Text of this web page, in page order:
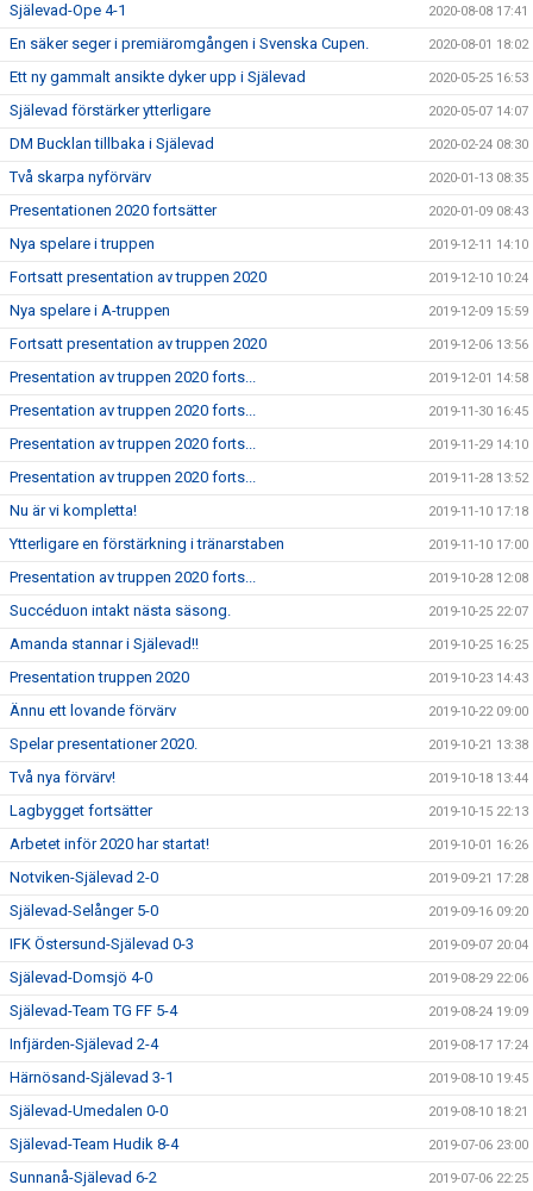
Själevad-Ope 4-1 2020-08-08 17:41
En säker seger i premiäromgången i Svenska Cupen. 2020-08-01 18:02
Ett ny gammalt ansikte dyker upp i Själevad 2020-05-25 16:53
Själevad förstärker ytterligare 2020-05-07 14:07
DM Bucklan tillbaka i Själevad 2020-02-24 08:30
Två skarpa nyförvärv 2020-01-13 08:35
Presentationen 2020 fortsätter 2020-01-09 08:43
Nya spelare i truppen 2019-12-11 14:10
Fortsatt presentation av truppen 2020 2019-12-10 10:24
Nya spelare i A-truppen 2019-12-09 15:59
Fortsatt presentation av truppen 2020 2019-12-06 13:56
Presentation av truppen 2020 forts... 2019-12-01 14:58
Presentation av truppen 2020 forts... 2019-11-30 16:45
Presentation av truppen 2020 forts... 2019-11-29 14:10
Presentation av truppen 2020 forts... 2019-11-28 13:52
Nu är vi kompletta! 2019-11-10 17:18
Ytterligare en förstärkning i tränarstaben 2019-11-10 17:00
Presentation av truppen 2020 forts... 2019-10-28 12:08
Succéduon intakt nästa säsong. 2019-10-25 22:07
Amanda stannar i Själevad!! 2019-10-25 16:25
Presentation truppen 2020 2019-10-23 14:43
Ännu ett lovande förvärv 2019-10-22 09:00
Spelar presentationer 2020. 2019-10-21 13:38
Två nya förvärv! 2019-10-18 13:44
Lagbygget fortsätter 2019-10-15 22:13
Arbetet inför 2020 har startat! 2019-10-01 16:26
Notviken-Själevad 2-0 2019-09-21 17:28
Själevad-Selånger 5-0 2019-09-16 09:20
IFK Östersund-Själevad 0-3 2019-09-07 20:04
Själevad-Domsjö 4-0 2019-08-29 22:06
Själevad-Team TG FF 5-4 2019-08-24 19:09
Infjärden-Själevad 2-4 2019-08-17 17:24
Härnösand-Själevad 3-1 2019-08-10 19:45
Själevad-Umedalen 0-0 2019-08-10 18:21
Själevad-Team Hudik 8-4 2019-07-06 23:00
Sunnanå-Själevad 6-2 2019-07-06 22:25